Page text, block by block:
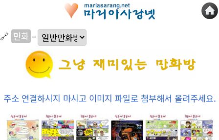
🔗 만화 –
주소 연결하시지 마시고 이미지 파일로 첨부해서 올려주세요.